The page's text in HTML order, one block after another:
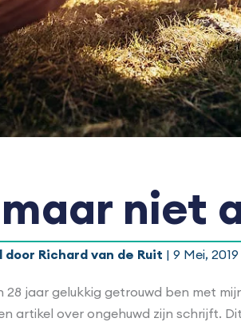
niet
Richard van de Ruit | 9 Mei, 2019
jaar gelukkig getrouwd ben met
artikel over ongehuwd zijn schrijft.